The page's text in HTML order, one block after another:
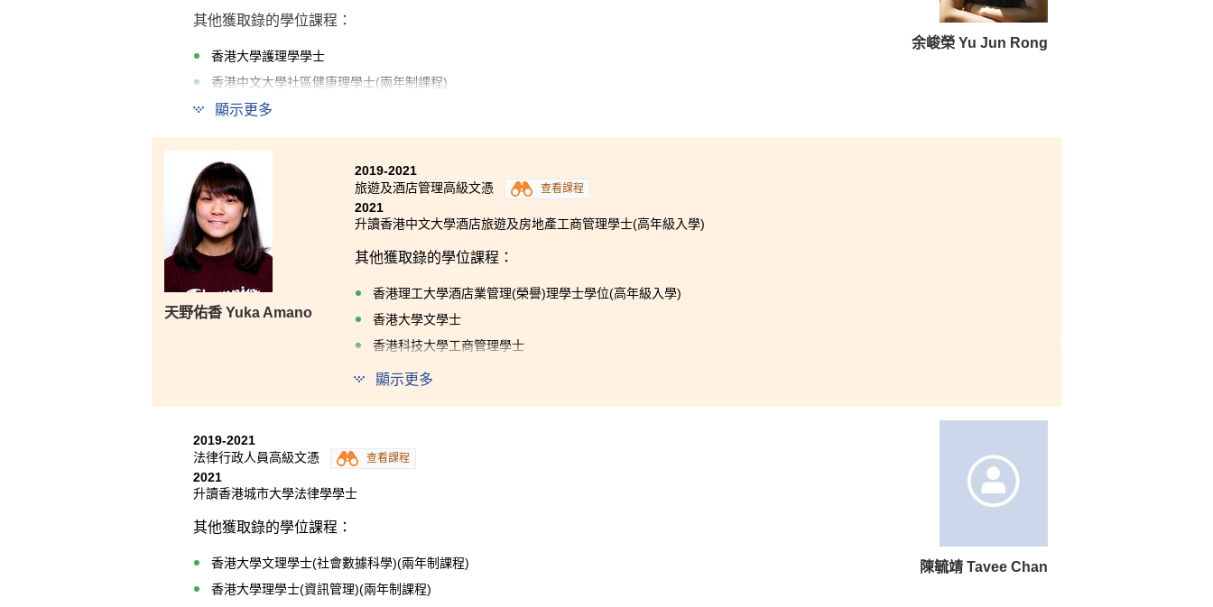
余峻榮 Yu Jun Rong
其他獲取錄的學位課程 ：
香港大學護理學學士
香港中文大學社區健康理學士(兩年制課程)
投身醫療行業是我一直以來的夢想，可惜公開試成績未如理想。 很慶幸，我從醫療及保健產品管理高
級文憑課程中學習到醫療的基本知識，得到實際的經驗和增加了對不同種類的醫療行業的認識；最重
要的是，修讀此課程亦為我帶來進入大學的入場券。我對仍在考慮報讀這個課程的同學有一個建議：
如果您決心想投身醫療行業，這課程絕對可以幫到您！
顯示更多
天野佑香 Yuka Amano
2019-2021
旅遊及酒店管理高級文憑
查看課程
2021
升讀香港中文大學酒店旅遊及房地產工商管理學士(高年級入學)
其他獲取錄的學位課程：
香港理工大學酒店業管理(榮譽)理學士學位(高年級入學)
香港大學文學士
香港科技大學工商管理學士
香港城市大學工商管理學士(高年級入學)
顯示更多
陳毓靖 Tavee Chan
2019-2021
法律行政人員高級文憑
查看課程
2021
升讀香港城市大學法律學學士
其他獲取錄的學位課程：
香港大學文理學士(社會數據科學)(兩年制課程)
香港大學理學士(資訊管理)(兩年制課程)